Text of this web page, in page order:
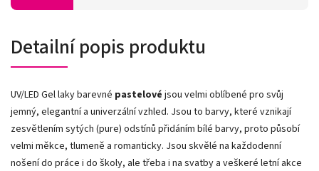
Detailní popis produktu
UV/LED Gel laky barevné pastelové jsou velmi oblíbené pro svůj
jemný, elegantní a univerzální vzhled. Jsou to barvy, které vznikají
zesvětlením sytých (pure) odstínů přidáním bílé barvy, proto působí
velmi měkce, tlumeně a romanticky. Jsou skvělé na každodenní
nošení do práce i do školy, ale třeba i na svatby a veškeré letní akce